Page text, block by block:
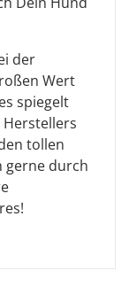
der
Wert
spiegelt
tollen
gerne durch